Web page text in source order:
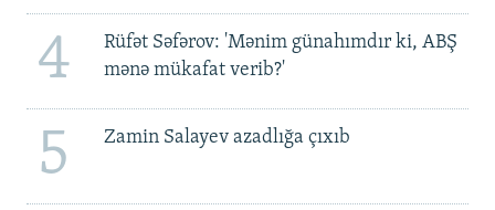
4
Rüfət Səfərov: 'Mənim günahımdır ki, ABŞ
mənə mükafat verib?'
5 Zamin Salayev azadlığa çıxıb